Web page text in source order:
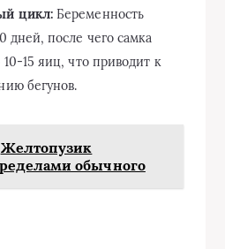
цикл: Беременность
дней, после чего самка
10-15 яиц, что приводит к
бегунов.
Желтопузик
обычного